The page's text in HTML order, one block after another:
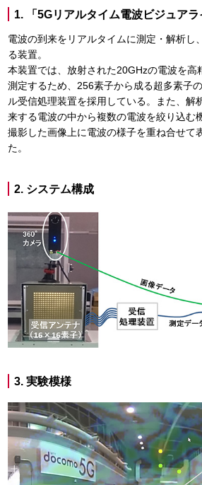
1. 「5Gリアルタイム電波ビジュア
電波の到来をリアルタイムに測定・解析し
る装置。
本装置では、放射された20GHzの電波を高
測定するため、256素子から成る超多素子
ル受信処理装置を採用している。また、解
来する電波の中から複数の電波を絞り込む
撮影した画像上に電波の様子を重ね合せて
た。
2. システム構成
3. 実験模様